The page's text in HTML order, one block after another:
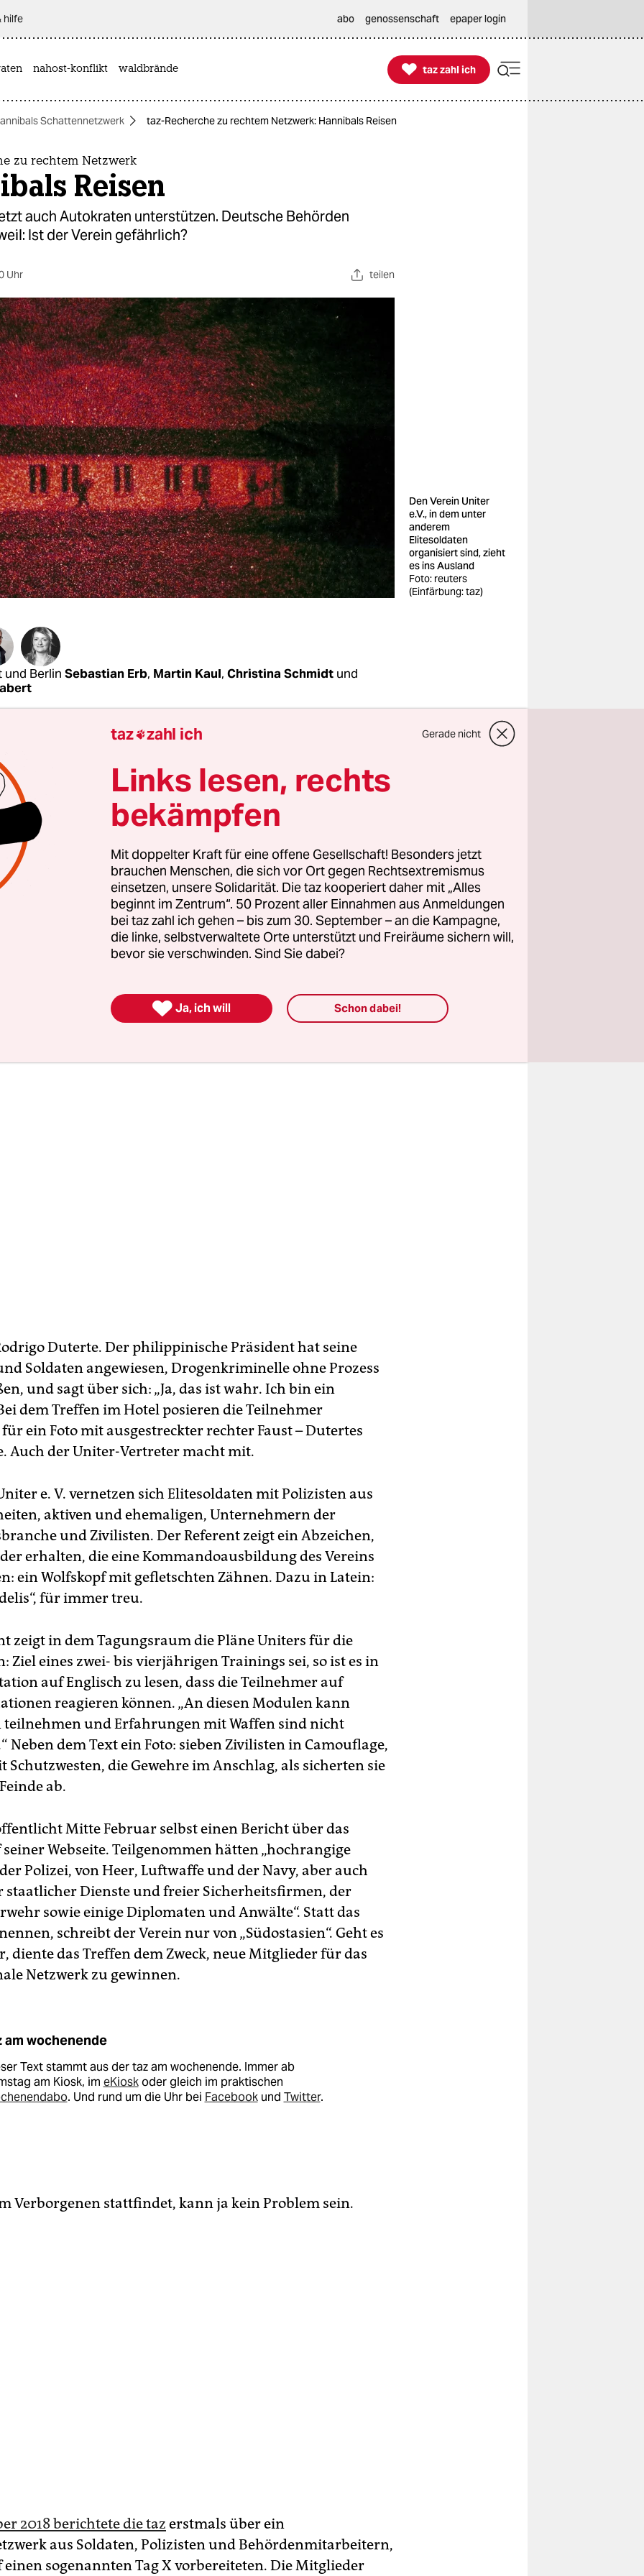
hilfe abo genossenschaft epaper login
nahost-konflikt waldbrände 
taz zahl ich
taz zahl ich
Schattennetzwerk taz-Recherche zu rechtem Netzwerk: Hannibals Reisen
zu rechtem Netzwerk
Reisen
auch Autokraten unterstützen. Deutsche Behörden
Ist der Verein gefährlich?
Uhr teilen
Den Verein Uniter
e.V., in dem unter
anderem
Elitesoldaten
organisiert sind, zieht
es ins Ausland
Foto: reuters
(Einfärbung: taz)
und Berlin Sebastian Erb, Martin Kaul, Christina Schmidt und
Februar 2019, einem Mittwoch, steht im Tagungsraum
Hotels rund 50 Kilometer südlich der
Hauptstadt Manila ein Mann, auf seinem T-Shirt
ein Schwert umrankt von Eichenlaub. Es ist das
Vereins Uniter e. V. Er ist hier, weil sein Verein
Polizisten und Soldaten militärtaktisches Training
privat organisiert.
das lässt sich anhand von Fotos nachvollziehen,
drei Dutzend Männer und zwei Frauen, manche tragen die
philippinischen Nationalpolizei, andere sind zivil
der Teilnehmer war früher Provinzgouverneur und
sie später auf Face­book, so, als sei es selbstverständlich, dass
Verein sich mit Leuten vernetzen will, die im Dienste
Duterte. Der philippinische Präsident hat seine
Soldaten angewiesen, Drogenkriminelle ohne Prozess
und sagt über sich: „Ja, das ist wahr. Ich bin ein
dem Treffen im Hotel posieren die Teilnehmer
ein Foto mit ausgestreckter rechter Faust – Dutertes
Auch der Uniter-Vertreter macht mit.
e. V. vernetzen sich Elitesoldaten mit Polizisten aus
aktiven und ehemaligen, Unternehmern der
und Zivilisten. Der Referent zeigt ein Abzeichen,
erhalten, die eine Kommandoausbildung des Vereins
ein Wolfskopf mit gefletschten Zähnen. Dazu in Latein:
für immer treu.
zeigt in dem Tagungsraum die Pläne Uniters für die
Ziel eines zwei- bis vierjährigen Trainings sei, so ist es in
auf Englisch zu lesen, dass die Teilnehmer auf
reagieren können. „An diesen Modulen kann
und Erfahrungen mit Waffen sind nicht
Neben dem Text ein Foto: sieben Zivilisten in Camouflage,
Schutzwesten, die Gewehre im Anschlag, als sicherten sie
ab.
Mitte Februar selbst einen Bericht über das
Webseite. Teilgenommen hätten „hochrangige
Polizei, von Heer, Luftwaffe und der Navy, aber auch
Dienste und freier Sicherheitsfirmen, der
sowie einige Di­plo­maten und Anwälte“. Statt das
schreibt der Verein nur von „Südostasien“. Geht es
diente das Treffen dem Zweck, neue Mitglieder für das
Netzwerk zu gewinnen.
am wochenende
Text stammt aus der taz am wochenende. Immer ab
am Kiosk, im eKioskoder gleich im praktischen
. Und rund um die Uhr bei Facebookund Twitter.
Verborgenen stattfindet, kann ja kein Problem sein.
2018 berichtete die taz erstmals über ein
aus Soldaten, Polizisten und Behördenmitarbeitern,
einen sogenannten Tag X vorbereiteten. Die Mitglieder
taz zahl ich Gerade nicht
Links lesen, rechts
bekämpfen
Mit doppelter Kraft für eine offene Gesellschaft! Besonders jetzt
brauchen Menschen, die sich vor Ort gegen Rechtsextremismus
einsetzen, unsere Solidarität. Die taz kooperiert daher mit „Alles
beginnt im Zentrum“. 50 Prozent aller Einnahmen aus Anmeldungen
bei taz zahl ich gehen – bis zum 30. September – an die Kampagne,
die linke, selbstverwaltete Orte unterstützt und Freiräume sichern will,
bevor sie verschwinden. Sind Sie dabei?
 Ja, ich will Schon dabei!